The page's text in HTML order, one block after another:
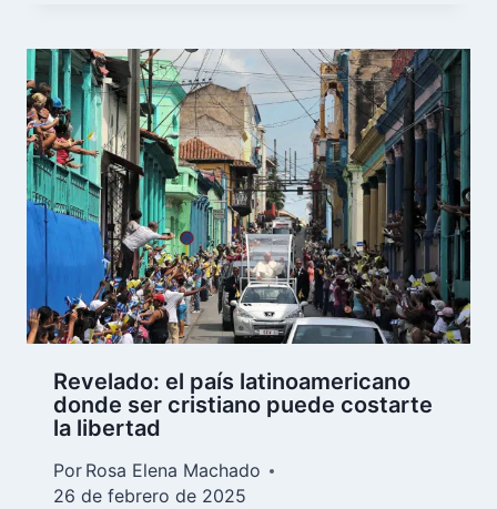
Revelado: el país latinoamericano
donde ser cristiano puede costarte
la libertad
Por Rosa Elena Machado
26 de febrero de 2025